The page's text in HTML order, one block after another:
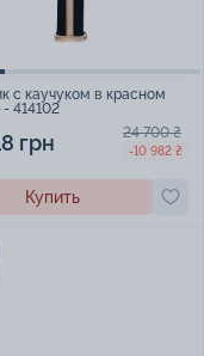
с каучуком в красном
414102
грн 24 700 ₴
-10 982 ₴
Купить